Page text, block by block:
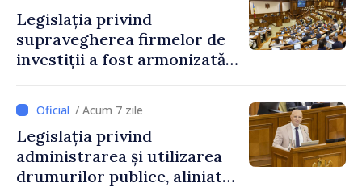
Legislația privind
supravegherea firmelor de
investiții a fost armonizată
/ Acum 7 zile
Legislația privind
administrarea și utilizarea
drumurilor publice, aliniată